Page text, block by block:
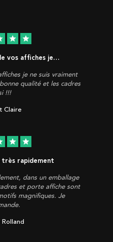
star star
vos affiches je…
je ne suis vraiment
qualité et les cadres
!!!
Claire
star star
rapidement
dans un emballage
et porte affiche sont
magnifiques. Je